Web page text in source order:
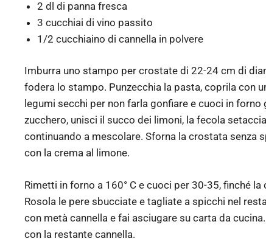
2 dl di panna fresca
3 cucchiai di vino passito
1/2 cucchiaino di cannella in polvere
Imburra uno stampo per crostate di 22-24 cm di
fodera lo stampo. Punzecchia la pasta, coprila con
legumi secchi per non farla gonfiare e cuoci in
zucchero, unisci il succo dei limoni, la fecola
continuando a mescolare. Sforna la crostata senza
con la crema al limone.
Rimetti in forno a 160° C e cuoci per 30-35, finché
Rosola le pere sbucciate e tagliate a spicchi nel
con metà cannella e fai asciugare su carta da
con la restante cannella.